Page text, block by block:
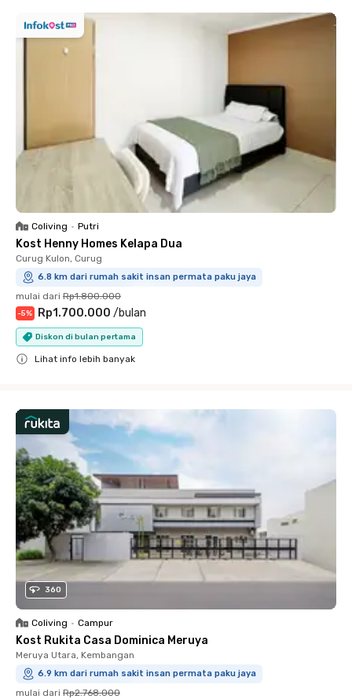
Coliving • Putri
Kost Henny Homes Kelapa Dua
Curug Kulon, Curug
6.8 km dari rumah sakit insan permata paku jaya
mulai dari Rp1.800.000
-5% Rp1.700.000 /bulan
Diskon di bulan pertama
Lihat info lebih banyak
360
Coliving • Campur
Kost Rukita Casa Dominica Meruya
Meruya Utara, Kembangan
6.9 km dari rumah sakit insan permata paku jaya
mulai dari Rp2.768.000